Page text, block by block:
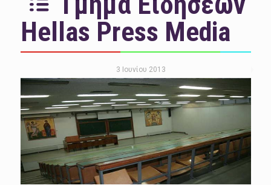
Hellas Press Media
3 Ιουνίου 2013